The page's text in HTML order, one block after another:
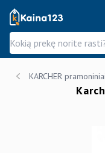
Kaina123.lt
KARCHER